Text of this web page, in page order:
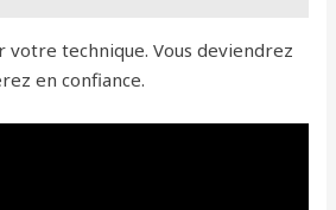
votre technique. Vous deviendrez
en confiance.